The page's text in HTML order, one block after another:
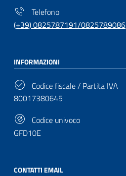
Telefono
(+39) 0825787191/0825789086
INFORMAZIONI
Codice fiscale / Partita IVA
80017380645
Codice univoco
GFD10E
CONTATTI EMAIL